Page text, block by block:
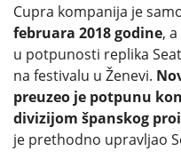
Cupra kompanija je
februara 2018 godine,
u potpunosti replika
na festivalu u Ženevi.
preuzeo je potpunu
divizijom španskog
je prethodno upravljao